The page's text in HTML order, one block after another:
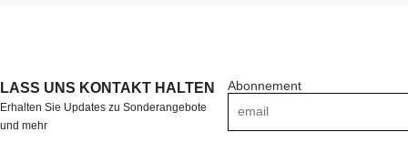
LASS UNS KONTAKT HALTEN
Erhalten Sie Updates zu Sonderangebote
und mehr
Abonnement